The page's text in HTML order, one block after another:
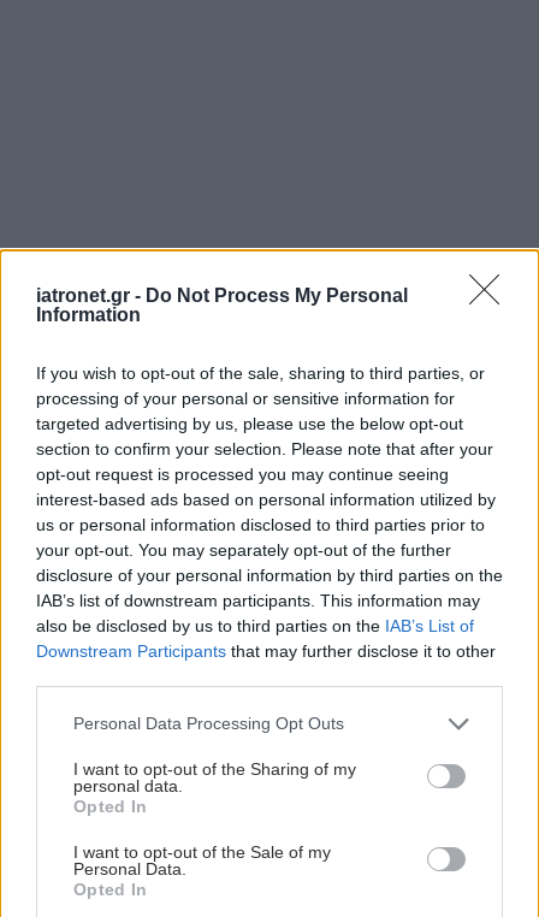
iatronet.gr - Do Not Process My Personal
Information
If you wish to opt-out of the sale, sharing to third parties, or
processing of your personal or sensitive information for
targeted advertising by us, please use the below opt-out
section to confirm your selection. Please note that after your
opt-out request is processed you may continue seeing
interest-based ads based on personal information utilized by
us or personal information disclosed to third parties prior to
your opt-out. You may separately opt-out of the further
disclosure of your personal information by third parties on the
IAB’s list of downstream participants. This information may
also be disclosed by us to third parties on the IAB’s List of
Downstream Participants that may further disclose it to other
Please note that this website/app uses one or more Google
not limited to your visit or usage behaviour. You may click to
grant or deny consent to Google and its third-party tags to
use your data for below specified purposes in below Google
consent section.
Personal Data Processing Opt Outs
I want to opt-out of the Sharing of my
personal data.
Opted In
I want to opt-out of the Sale of my
Personal Data.
Opted In